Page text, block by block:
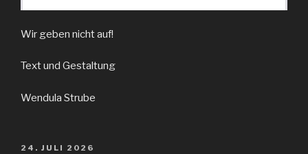
Wir geben nicht auf!
Text und Gestaltung
Wendula Strube
VERÖFFENTLICHT
24. JULI 2026